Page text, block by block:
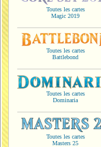
Toutes les cartes
Magic 2019
Toutes les cartes
Battlebond
Toutes les cartes
Dominaria
Toutes les cartes
Masters 25